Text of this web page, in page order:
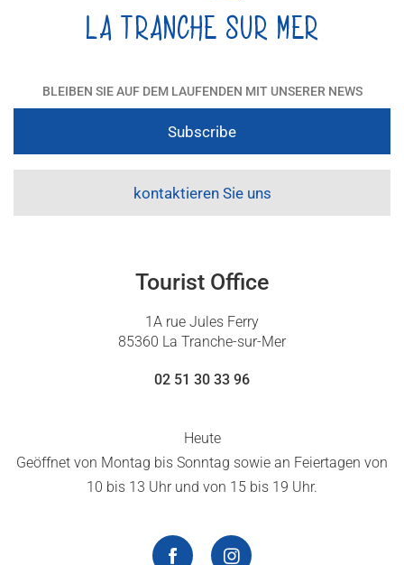
BLEIBEN SIE AUF DEM LAUFENDEN MIT UNSERER NEWS
Subscribe
kontaktieren Sie uns
Tourist Office
1A rue Jules Ferry
85360 La Tranche-sur-Mer
02 51 30 33 96
Heute
Geöffnet von Montag bis Sonntag sowie an Feiertagen von
10 bis 13 Uhr und von 15 bis 19 Uhr.